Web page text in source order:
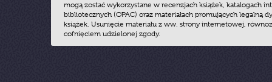
mogą zostać wykorzystane w recenzjach książek, katalogach
bibliotecznych (OPAC) oraz materiałach promujących legalną
książek. Usunięcie materiału z ww. strony internetowej,
cofnięciem udzielonej zgody.